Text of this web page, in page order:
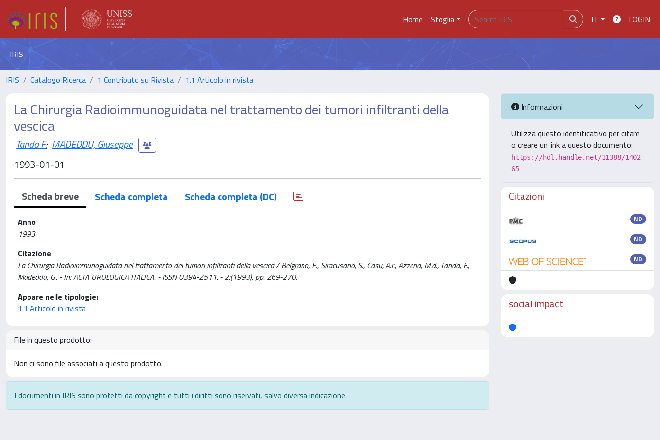
Home Sfoglia IT LOGIN
IRIS
IRIS Catalogo Ricerca 1 Contributo su Rivista 1.1 Articolo in rivista
La Chirurgia Radioimmunoguidata nel trattamento dei tumori infiltranti della
vescica
Tanda F; MADEDDU, Giuseppe
1993-01-01
Scheda breve Scheda completa Scheda completa (DC)
Anno
1993
Citazione
La Chirurgia Radioimmunoguidata nel trattamento dei tumori infiltranti della vescica / Belgrano, E., Siracusano, S., Casu, A.r., Azzena, M.d., Tanda, F.,
Madeddu, G.. - In: ACTA UROLOGICA ITALICA. - ISSN 0394-2511. - 2:(1993), pp. 269-270.
Appare nelle tipologie:
1.1 Articolo in rivista
File in questo prodotto:
Non ci sono file associati a questo prodotto.
I documenti in IRIS sono protetti da copyright e tutti i diritti sono riservati, salvo diversa indicazione.
Informazioni
Utilizza questo identificativo per citare
o creare un link a questo documento:
https://hdl.handle.net/11388/1402
65
Citazioni
ND
ND
ND
social impact